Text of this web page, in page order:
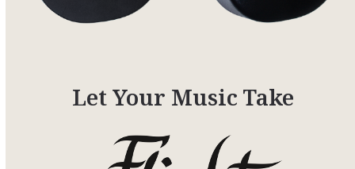
Let Your Music Take